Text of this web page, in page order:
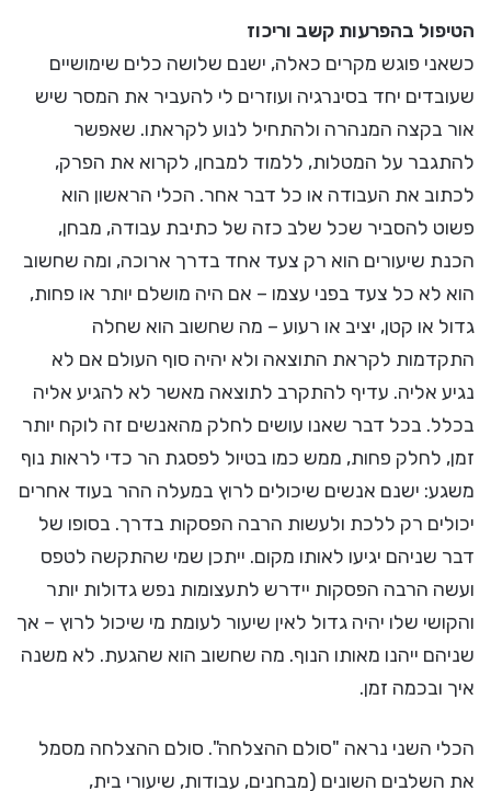
הטיפול בהפרעות קשב וריכוז
כשאני פוגש מקרים כאלה, ישנם שלושה כלים שימושיים
שעובדים יחד בסינרגיה ועוזרים לי להעביר את המסר שיש
אור בקצה המנהרה ולהתחיל לנוע לקראתו. שאפשר
להתגבר על המטלות, ללמוד למבחן, לקרוא את הפרק,
לכתוב את העבודה או כל דבר אחר. הכלי הראשון הוא
פשוט להסביר שכל שלב כזה של כתיבת עבודה, מבחן,
הכנת שיעורים הוא רק צעד אחד בדרך ארוכה, ומה שחשוב
הוא לא כל צעד בפני עצמו – אם היה מושלם יותר או פחות,
גדול או קטן, יציב או רעוע – מה שחשוב הוא שחלה
התקדמות לקראת התוצאה ולא יהיה סוף העולם אם לא
נגיע אליה. עדיף להתקרב לתוצאה מאשר לא להגיע אליה
בכלל. בכל דבר שאנו עושים לחלק מהאנשים זה לוקח יותר
זמן, לחלק פחות, ממש כמו בטיול לפסגת הר כדי לראות נוף
משגע: ישנם אנשים שיכולים לרוץ במעלה ההר בעוד אחרים
יכולים רק ללכת ולעשות הרבה הפסקות בדרך. בסופו של
דבר שניהם יגיעו לאותו מקום. ייתכן שמי שהתקשה לטפס
ועשה הרבה הפסקות יידרש לתעצומות נפש גדולות יותר
והקושי שלו יהיה גדול לאין שיעור לעומת מי שיכול לרוץ – אך
שניהם ייהנו מאותו הנוף. מה שחשוב הוא שהגעת. לא משנה
איך ובכמה זמן.
הכלי השני נראה "סולם ההצלחה". סולם ההצלחה מסמל
את השלבים השונים (מבחנים, עבודות, שיעורי בית,